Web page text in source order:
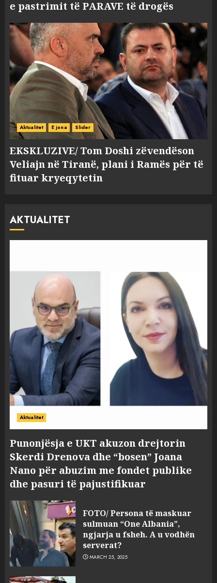
e pastrimit të PARAVE të drogës
Aktualitet E jona Slider
EKSKLUZIVE/ Tom Doshi zëvendëson
Veliajn në Tiranë, plani i Ramës për të
fituar kryeqytetin
AKTUALITET
Aktualitet
Punonjësja e UKT akuzon drejtorin
Skerdi Drenova dhe “bosen” Joana
Nano për abuzim me fondet publike
dhe pasuri të pajustifikuar
FOTO/ Persona të maskuar
sulmuan “One Albania”,
ngjarja u fsheh. A u vodhën
serverat?
MARCH 25, 2025